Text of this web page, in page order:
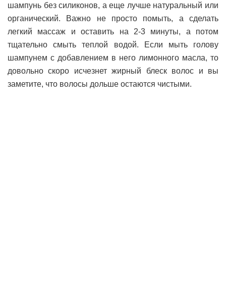
шампунь без силиконов, а еще лучше натуральный или
органический. Важно не просто помыть, а сделать
легкий массаж и оставить на 2-3 минуты, а потом
тщательно смыть теплой водой. Если мыть голову
шампунем с добавлением в него лимонного масла, то
довольно скоро исчезнет жирный блеск волос и вы
заметите, что волосы дольше остаются чистыми.